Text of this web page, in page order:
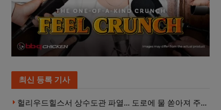
최신 등록 기사
헐리우드힐스서 상수도관 파열… 도로에 물 쏟아져 주민 약 100명 피해